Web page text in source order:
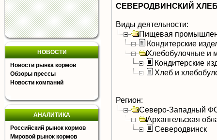
НОВОСТИ
Новости рынка кормов
Обзоры прессы
Новости компаний
АНАЛИТИКА
Российский рынок кормов
Мировой рынок кормов
СЕВЕРОДВИНСКИЙ
Виды деятельности:
Пищевая
Кондитерские
Хлебобулочные и
Кондитерские
Хлеб и
Регион:
Северо-Западный
Архангельская
Северодвинск